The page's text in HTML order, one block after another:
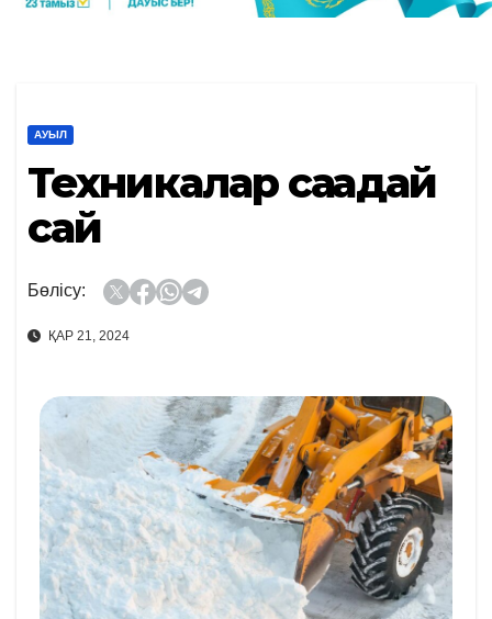
АУЫЛ
Техникалар сақадай
сай
Бөлісу:
ҚАР 21, 2024